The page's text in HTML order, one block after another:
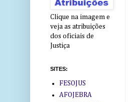
Clique na imagem e
veja as atribuições
dos oficiais de
Justiça
SITES:
FESOJUS
AFOJEBRA